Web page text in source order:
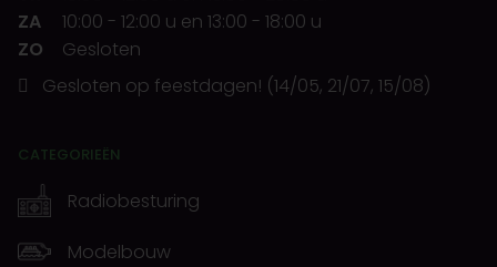
ZA
10:00 - 12:00 u en 13:00 - 18:00 u
ZO
Gesloten
Gesloten op feestdagen! (14/05, 21/07, 15/08)
CATEGORIEËN
Radiobesturing
Modelbouw